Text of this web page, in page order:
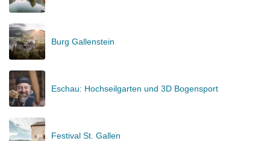
Burg Gallenstein
Eschau: Hochseilgarten und 3D Bogensport
Festival St. Gallen